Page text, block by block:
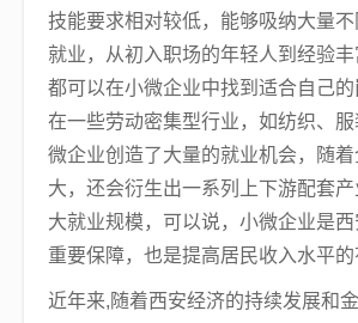
技能要求相对较低，能够吸纳大量
就业，从初入职场的年轻人到经验丰
都可以在小微企业中找到适合自己
在一些劳动密集型行业，如纺织、
微企业创造了大量的就业机会，随
大，还会衍生出一系列上下游配套
大就业规模，可以说，小微企业是
重要保障，也是提高居民收入水平的
近年来,随着西安经济的持续发展和